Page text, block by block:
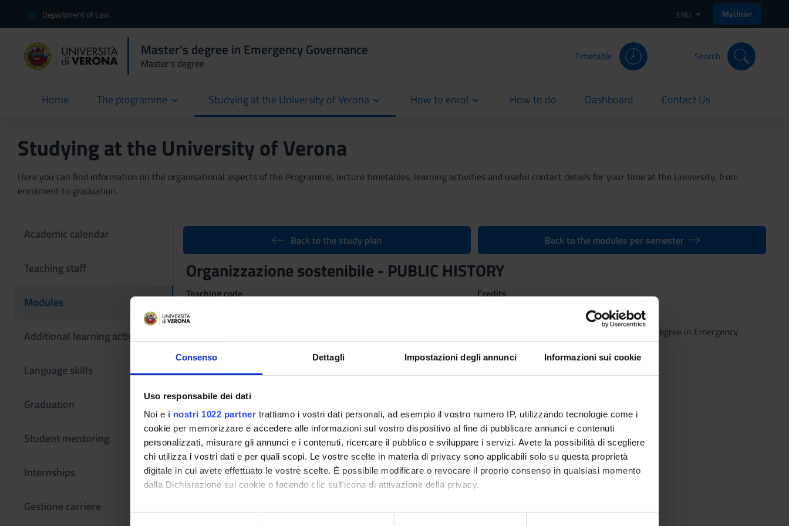
Consenso Dettagli Impostazioni degli annunci Informazioni sui cookie
Uso responsabile dei dati
Noi e i nostri 1022 partner trattiamo i vostri dati personali, ad esempio il vostro numero IP, utilizzando tecnologie come i
cookie per memorizzare e accedere alle informazioni sul vostro dispositivo al fine di pubblicare annunci e contenuti
personalizzati, misurare gli annunci e i contenuti, ricercare il pubblico e sviluppare i servizi. Avete la possibilità di scegliere
chi utilizza i vostri dati e per quali scopi. Le vostre scelte in materia di privacy sono applicabili solo su questa proprietà
digitale in cui avete effettuato le vostre scelte. È possibile modificare o revocare il proprio consenso in qualsiasi momento
dalla Dichiarazione sui cookie o facendo clic sull'icona di attivazione della privacy.
Con il tuo consenso, vorremmo anche:
Department of Law ENG MyUnivr
Master's degree in Emergency Governance
Master’s degree
Timetable Search
Home
current The programme Studying at the University of Verona How to enrol How to do
current Dashboard
current Contact Us
current
Studying at the University of Verona
Here you can find information on the organisational aspects of the Programme, lecture timetables, learning activities and useful contact details for your time at the University, from
enrolment to graduation.
Academic calendar
Teaching staff
Modules
Additional learning activities
Language skills
Graduation
Student mentoring
Internships
Gestione carriere
Back to the study plan Back to the modules per semester
Organizzazione sostenibile - PUBLIC HISTORY
Teaching code
Credits
(2026/2027) - Master's degree in Emergency
Governance